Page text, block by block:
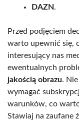
DAZN.
Przed podjęciem
warto upewnić się,
interesujący nas
ewentualnych
jakością obrazu.
wymagać
warunków, co
Stawiaj na zaufane